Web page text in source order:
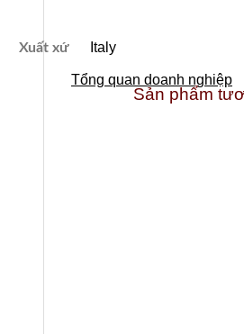
Tổng quan doanh nghiệp
Xuất xứ Italy
Sản phẩm